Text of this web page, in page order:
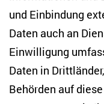
Tel. +49 (30)
info(at)zois-
NEWSLETTER
und Einbindung
Daten auch an
Einwilligung
Daten in
Behörden auf